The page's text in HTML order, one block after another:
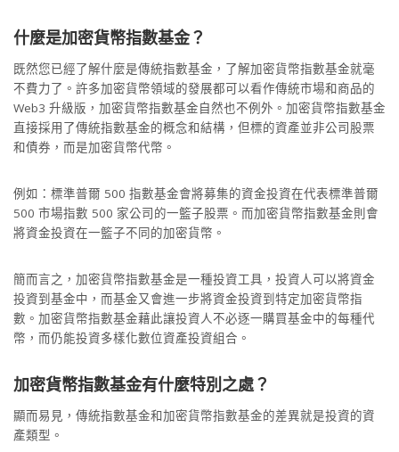
什麼是加密貨幣指數基金？
既然您已經了解什麼是傳統指數基金，了解加密貨幣指數基金就毫
不費力了。許多加密貨幣領域的發展都可以看作傳統市場和商品的
Web3 升級版，加密貨幣指數基金自然也不例外。加密貨幣指數基金
直接採用了傳統指數基金的概念和結構，但標的資產並非公司股票
和債券，而是加密貨幣代幣。
例如：標準普爾 500 指數基金會將募集的資金投資在代表標準普爾
500 市場指數 500 家公司的一籃子股票。而加密貨幣指數基金則會
將資金投資在一籃子不同的加密貨幣。
簡而言之，加密貨幣指數基金是一種投資工具，投資人可以將資金
投資到基金中，而基金又會進一步將資金投資到特定加密貨幣指
數。加密貨幣指數基金藉此讓投資人不必逐一購買基金中的每種代
幣，而仍能投資多樣化數位資產投資組合。
加密貨幣指數基金有什麼特別之處？
顯而易見，傳統指數基金和加密貨幣指數基金的差異就是投資的資
產類型。